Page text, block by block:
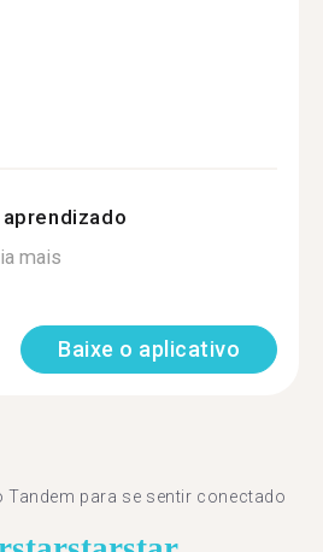
mais
Baixe o aplicativo
Tandem para se sentir conectado